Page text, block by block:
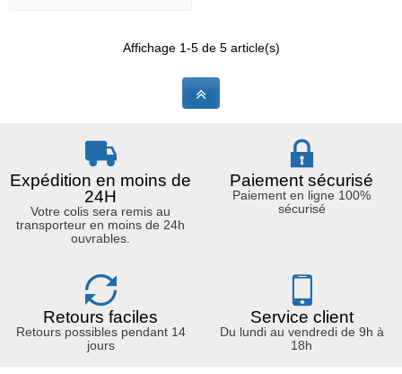
Affichage 1-5 de 5 article(s)
Expédition en moins de
24H
Votre colis sera remis au
transporteur en moins de 24h
ouvrables.
Paiement sécurisé
Paiement en ligne 100%
sécurisé
Retours faciles
Retours possibles pendant 14
jours
Service client
Du lundi au vendredi de 9h à
18h